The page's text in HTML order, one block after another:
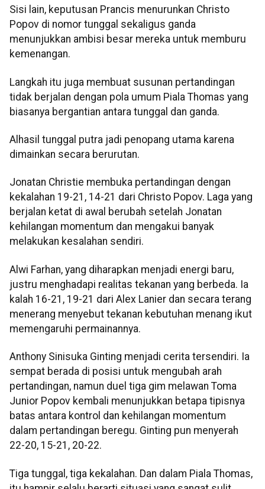
Sisi lain, keputusan Prancis menurunkan Christo
Popov di nomor tunggal sekaligus ganda
menunjukkan ambisi besar mereka untuk memburu
kemenangan.
Langkah itu juga membuat susunan pertandingan
tidak berjalan dengan pola umum Piala Thomas yang
biasanya bergantian antara tunggal dan ganda.
Alhasil tunggal putra jadi penopang utama karena
dimainkan secara berurutan.
Jonatan Christie membuka pertandingan dengan
kekalahan 19-21, 14-21 dari Christo Popov. Laga yang
berjalan ketat di awal berubah setelah Jonatan
kehilangan momentum dan mengakui banyak
melakukan kesalahan sendiri.
Alwi Farhan, yang diharapkan menjadi energi baru,
justru menghadapi realitas tekanan yang berbeda. Ia
kalah 16-21, 19-21 dari Alex Lanier dan secara terang
menerang menyebut tekanan kebutuhan menang ikut
memengaruhi permainannya.
Anthony Sinisuka Ginting menjadi cerita tersendiri. Ia
sempat berada di posisi untuk mengubah arah
pertandingan, namun duel tiga gim melawan Toma
Junior Popov kembali menunjukkan betapa tipisnya
batas antara kontrol dan kehilangan momentum
dalam pertandingan beregu. Ginting pun menyerah
22-20, 15-21, 20-22.
Tiga tunggal, tiga kekalahan. Dan dalam Piala Thomas,